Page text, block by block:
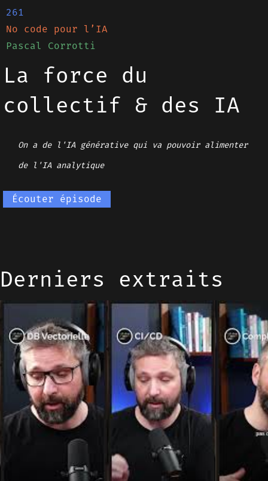
261
No code pour l’IA
Pascal Corrotti
La force du
collectif & des IA
On a de l'IA générative qui va pouvoir alimenter
de l'IA analytique
Écouter épisode
Derniers extraits